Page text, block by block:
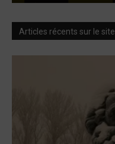
Articles récents sur le site